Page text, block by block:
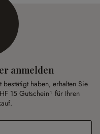
anmelden
haben, erhalten Sie
15 Gutschein¹ für Ihren